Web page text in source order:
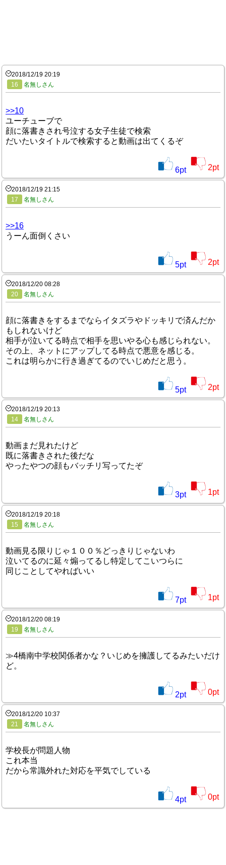
2018/12/19 20:19
16
名無しさん
>>10
ユーチューブで
顔に落書きされ号泣する女子生徒で検索
だいたいタイトルで検索すると動画は出てくるぞ
6pt 2pt
2018/12/19 21:15
17
名無しさん
>>16
うーん面倒くさい
5pt 2pt
2018/12/20 08:28
20
名無しさん
顔に落書きをするまでならイタズラやドッキリで済んだか
もしれないけど
相手が泣いてる時点で相手を思いやる心も感じられない。
その上、ネットにアップしてる時点で悪意を感じる。
これは明らかに行き過ぎてるのでいじめだと思う。
5pt 2pt
2018/12/19 20:13
14
名無しさん
動画まだ見れたけど
既に落書きされた後だな
やったやつの顔もバッチリ写ってたぞ
3pt 1pt
2018/12/19 20:18
15
名無しさん
動画見る限りじゃ１００％どっきりじゃないわ
泣いてるのに延々煽ってるし特定してこいつらに
同じことしてやればいい
7pt 1pt
2018/12/20 08:19
19
名無しさん
≫4橋南中学校関係者かな？いじめを擁護してるみたいだけ
ど。
2pt 0pt
2018/12/20 10:37
21
名無しさん
学校長が問題人物
これ本当
だから常識外れた対応を平気でしている
4pt 0pt